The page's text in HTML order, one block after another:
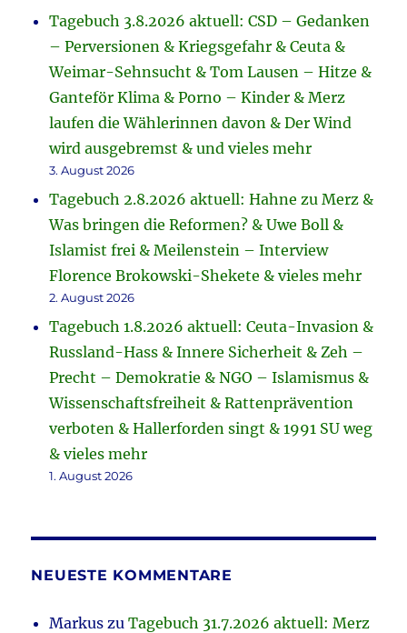
Tagebuch 3.8.2026 aktuell: CSD – Gedanken
– Perversionen & Kriegsgefahr & Ceuta &
Weimar-Sehnsucht & Tom Lausen – Hitze &
Ganteför Klima & Porno – Kinder & Merz
laufen die Wählerinnen davon & Der Wind
wird ausgebremst & und vieles mehr
3. August 2026
Tagebuch 2.8.2026 aktuell: Hahne zu Merz &
Was bringen die Reformen? & Uwe Boll &
Islamist frei & Meilenstein – Interview
Florence Brokowski-Shekete & vieles mehr
2. August 2026
Tagebuch 1.8.2026 aktuell: Ceuta-Invasion &
Russland-Hass & Innere Sicherheit & Zeh –
Precht – Demokratie & NGO – Islamismus &
Wissenschaftsfreiheit & Rattenprävention
verboten & Hallerforden singt & 1991 SU weg
& vieles mehr
1. August 2026
NEUESTE KOMMENTARE
Markus zuTagebuch 31.7.2026 aktuell: Merz